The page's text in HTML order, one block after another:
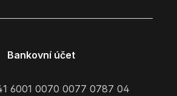
Bankovní účet
6001 0070 0077 0787 04